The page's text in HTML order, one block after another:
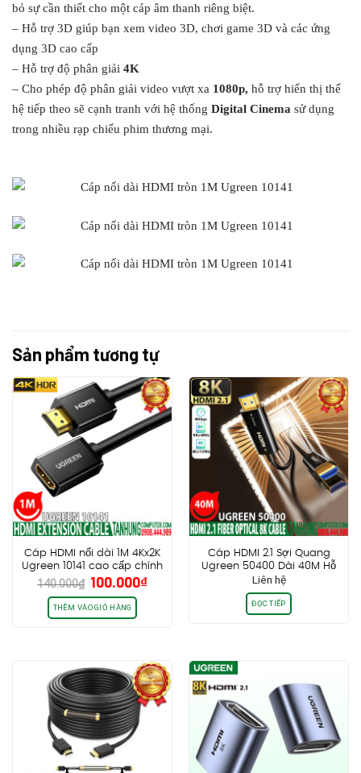
bỏ sự cần thiết cho một cáp âm thanh riêng biệt.
– Hỗ trợ 3D giúp bạn xem video 3D, chơi game 3D và các ứng
dụng 3D cao cấp
– Hỗ trợ độ phân giải 4K
– Cho phép độ phân giải video vượt xa 1080p, hỗ trợ hiển thị thế
hệ tiếp theo sẽ cạnh tranh với hệ thống Digital Cinema sử dụng
trong nhiều rạp chiếu phim thương mại.
Sản phẩm tương tự
Cáp HDMI nối dài 1M 4Kx2K
Ugreen 10141 cao cấp chính
hãng
140.000₫ Giá
gốc
là:
140.000₫.
100.000₫Giá
THÊM VÀO GIỎ HÀNG
Cáp HDMI 2.1 Sợi Quang
Ugreen 50400 Dài 40M Hỗ
Trợ 8K@60Hz HDR, EARC
Cao Cấp
Liên hệ
ĐỌC TIẾP